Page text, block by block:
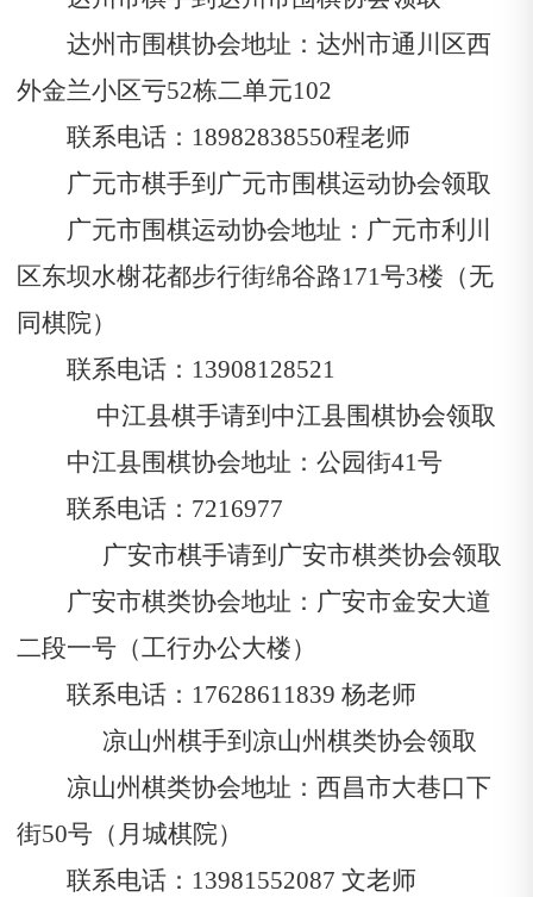
达州市围棋协会地址：达州市通川区西
外金兰小区亏52栋二单元102
联系电话： 18982838550程老师
广元市棋手到广元市围棋运动协会领取
广元市围棋运动协会地址：广元市利川
区东坝水榭花都步行街绵谷路171号3楼（无
同棋院）
联系电话：13908128521
中江县棋手请到中江县围棋协会领取
中江县围棋协会地址：公园街41号
联系电话：7216977
广安市棋手请到广安市棋类协会领取
广安市棋类协会地址：广安市金安大道
二段一号（工行办公大楼）
联系电话：17628611839 杨老师
凉山州棋手到凉山州棋类协会领取
凉山州棋类协会地址：西昌市大巷口下
街50号（月城棋院）
联系电话：13981552087 文老师